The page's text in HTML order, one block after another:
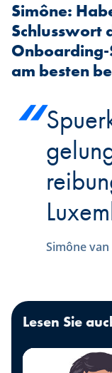
Simône:
Schlusswort
Onboarding-
am besten
Simône
Lesen Sie